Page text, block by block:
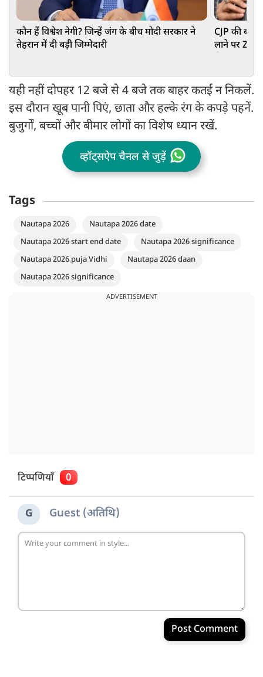
कौन हैं विश्वेश नेगी? जिन्हें जंग के बीच मोदी सरकार ने
तेहरान में दी बड़ी जिम्मेदारी
CJP की बढ़ीं
लाने पर
यही नहीं दोपहर 12 बजे से 4 बजे तक बाहर कतई न निकलें.
इस दौरान खूब पानी पिएं, छाता और हल्के रंग के कपड़े पहनें.
बुजुर्गों, बच्चों और बीमार लोगों का विशेष ध्यान रखें.
व्हॉट्सऐप चैनल से जुड़ें
Tags
Nautapa 2026
Nautapa 2026 date
Nautapa 2026 start end date
Nautapa 2026 significance
Nautapa 2026 puja Vidhi
Nautapa 2026 daan
Nautapa 2026 significance
ADVERTISEMENT
टिप्पणियाँ 0
G Guest (अतिथि)
Post Comment